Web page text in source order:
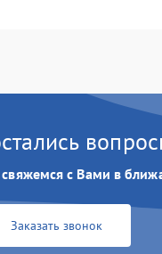
60 мин
защиты от
свяжемся с Вами в
Заказать звонок